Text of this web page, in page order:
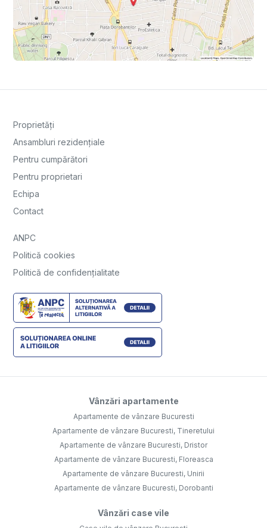
Proprietăți
Ansambluri rezidențiale
Pentru cumpărători
Pentru proprietari
Echipa
Contact
ANPC
Politică cookies
Politică de confidențialitate
Vânzări apartamente
Apartamente de vânzare Bucuresti
Apartamente de vânzare Bucuresti, Tineretului
Apartamente de vânzare Bucuresti, Dristor
Apartamente de vânzare Bucuresti, Floreasca
Apartamente de vânzare Bucuresti, Unirii
Apartamente de vânzare Bucuresti, Dorobanti
Vânzări case vile